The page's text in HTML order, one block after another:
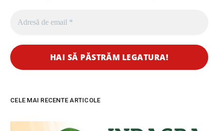
CELE MAI RECENTE ARTICOLE